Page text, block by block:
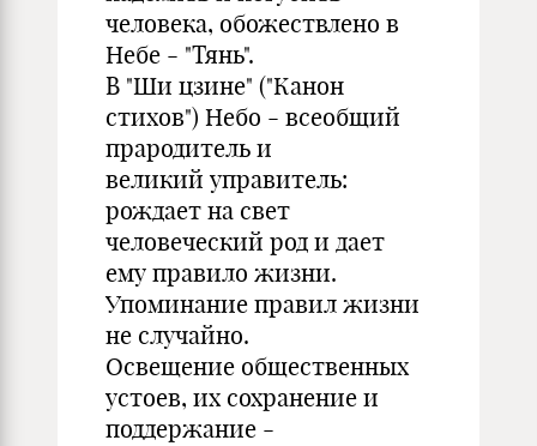
человека, обожествлено в
Небе - "Тянь".
В "Ши цзине" ("Канон
стихов") Небо - всеобщий
прародитель и
великий управитель:
рождает на свет
человеческий род и дает
ему правило жизни.
Упоминание правил жизни
не случайно.
Освещение общественных
устоев, их сохранение и
поддержание -